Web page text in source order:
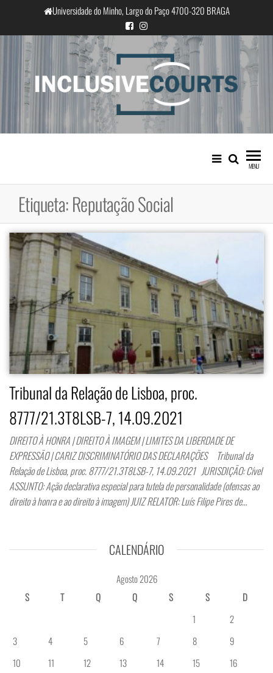
o
conteúdo
Universidade do Minho, Largo do Paço 4700-320 BRAGA
InclusiveCourts
Igualdade e diferença cultural na
prática judicial portuguesa
MENU
Etiqueta:Reputação Social
Tribunal da Relação de Lisboa, proc.
8777/21.3T8LSB-7, 14.09.2021
DIREITO À HONRA | DIREITO À IMAGEM | LIMITES DA LIBERDADE DE
EXPRESSÃO | CARIZ DISCRIMINATÓRIO DAS DECLARAÇÕES Tribunal da
Relação de Lisboa, proc. 8777/21.3T8LSB-7, 14.09.2021 JURISDIÇÃO: Cível
ASSUNTO: Ação declarativa especial para tutela de personalidade (ofensas ao
direito à honra e ao direito à imagem) JUIZ RELATOR: Luís Filipe Pires de…
CALENDÁRIO
Agosto 2026
S
T Q Q S S
D
1
2
3
4 5 6 7 8
9
10
11 12 13 14 15
16